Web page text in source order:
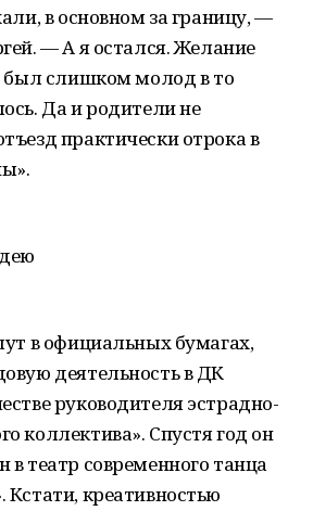
в основном за границу, —
— А я остался. Желание
был слишком молод в то
Да и родители не
практически отрока в
в официальных бумагах,
деятельность в ДК
руководителя эстрадно-
коллектива». Спустя год он
в театр современного танца
Кстати, креативностью